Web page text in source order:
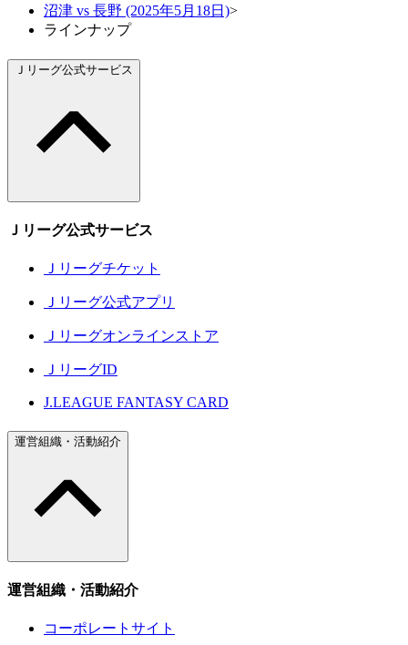
沼津 vs 長野 (2025年5月18日)>
ラインナップ
Ｊリーグ公式サービス
Ｊリーグ公式サービス
Ｊリーグチケット
Ｊリーグ公式アプリ
Ｊリーグオンラインストア
ＪリーグID
J.LEAGUE FANTASY CARD
運営組織・活動紹介
運営組織・活動紹介
コーポレートサイト